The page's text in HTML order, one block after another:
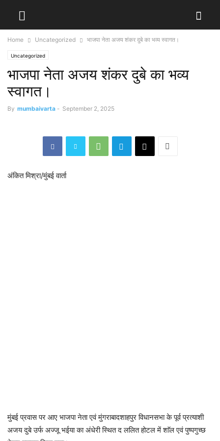
Home Uncategorized भाजपा नेता अजय शंकर दुबे का भव्य स्वागत।
Uncategorized
भाजपा नेता अजय शंकर दुबे का भव्य
स्वागत।
By mumbaivarta - September 2, 2025
अंकित मिश्रा/मुंबई वार्ता
मुंबई प्रवास पर आए भाजपा नेता एवं मुंगराबादशाहपुर विधानसभा के पूर्व प्रत्याशी
अजय दुबे उर्फ अज्जू भईया का अंधेरी स्थित द ललित होटल में शाॅल एवं पुष्पगुच्छ